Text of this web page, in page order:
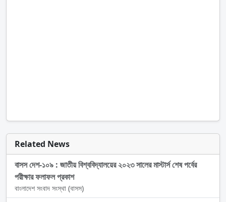
Related News
বাসস দেশ-১০৯ : জাতীয় বিশ্ববিদ্যালয়ের ২০২৩ সালের মাস্টার্স শেষ পর্বের
পরীক্ষার ফলাফল প্রকাশ
বাংলাদেশ সংবাদ সংস্থা (বাসস)